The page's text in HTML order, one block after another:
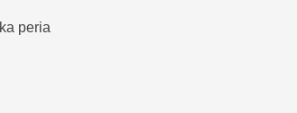
peria